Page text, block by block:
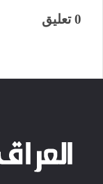
0 تعليق